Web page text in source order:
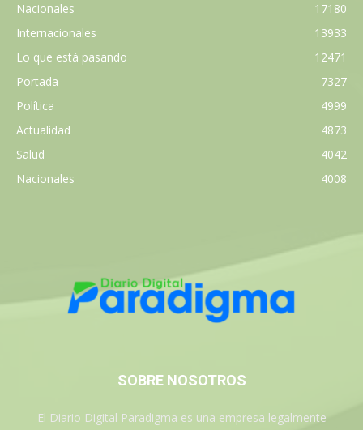
Nacionales
17180
Internacionales
13933
Lo que está pasando
12471
Portada
7327
Política
4999
Actualidad
4873
Salud
4042
Nacionales
4008
SOBRE NOSOTROS
El Diario Digital Paradigma es una empresa legalmente